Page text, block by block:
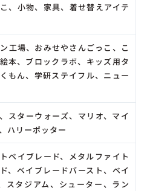
、小物、家具、着せ替えアイテ
工場、おみせやさんごっこ、こ
本、ブロックラボ、キッズ用タ
もん、学研ステイフル、ニュー
スターウォーズ、マリオ、マイ
ハリーポッター
ベイブレード、メタルファイト
、ベイブレードバースト、ベイ
スタジアム、シューター、ラン